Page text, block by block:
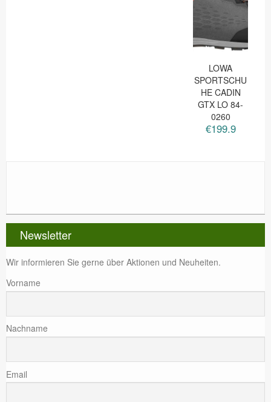
LOWA
SPORTSCHU
HE CADIN
GTX LO 84-
0260
€199.9
Newsletter
Wir informieren Sie gerne über Aktionen und Neuheiten.
Vorname
Nachname
Email